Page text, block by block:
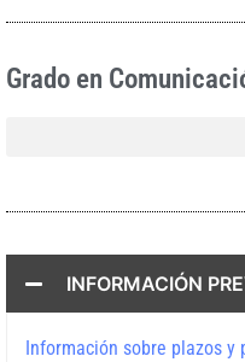
Grado en
INFORMACIÓN
Información sobre plazos